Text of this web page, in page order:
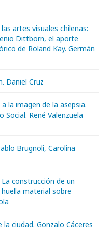
artes visuales chilenas:
Dittborn, el aporte
de Roland Kay. Germán
Daniel Cruz
la imagen de la asepsia.
René Valenzuela
Brugnoli, Carolina
construcción de un
material sobre
ciudad. Gonzalo Cáceres